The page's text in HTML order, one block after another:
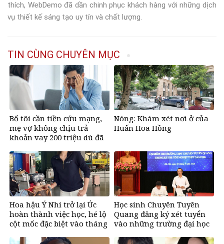
thích, WebDemo đã dần chinh phục khách hàng với những dịch
vụ thiết kế sáng tạo uy tín và chất lượng.
TIN CÙNG CHUYÊN MỤC
Bố tôi cần tiền cứu mạng,
mẹ vợ không chịu trả
khoản vay 200 triệu dù đã
Nóng: Khám xét nơi ở của
Huấn Hoa Hồng
Hoa hậu Ý Nhi trở lại Úc
hoàn thành việc học, hé lộ
cột mốc đặc biệt vào tháng
Học sinh Chuyên Tuyên
Quang đăng ký xét tuyển
vào những trường đại học